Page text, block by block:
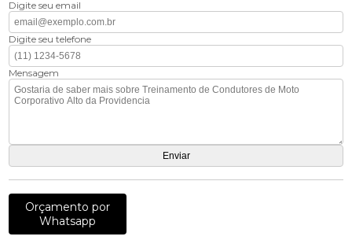
Digite seu email
Digite seu telefone
Mensagem
Orçamento por
Whatsapp